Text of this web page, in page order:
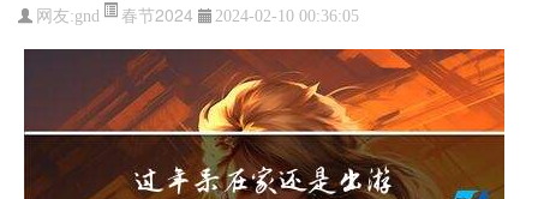
网友:gnd 春节2024 2024-02-10 00:36:05